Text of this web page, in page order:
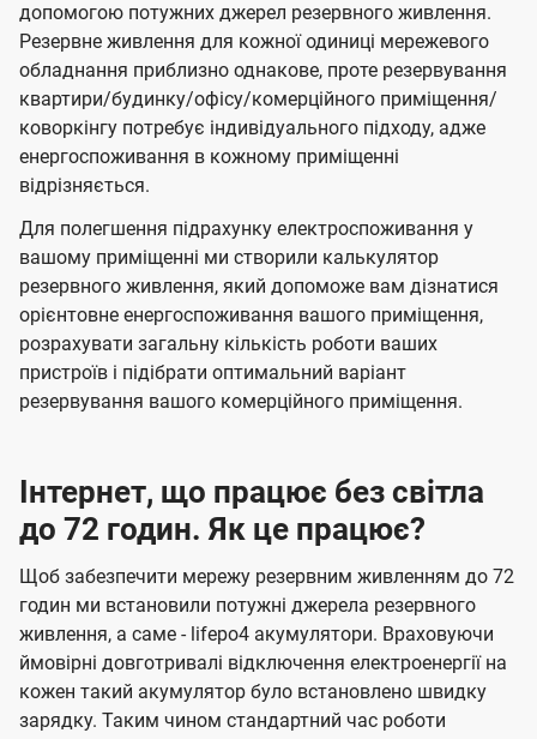
допомогою потужних джерел резервного живлення.
Резервне живлення для кожної одиниці мережевого
обладнання приблизно однакове, проте резервування
квартири/будинку/офісу/комерційного приміщення/
коворкінгу потребує індивідуального підходу, адже
енергоспоживання в кожному приміщенні
відрізняється.
Для полегшення підрахунку електроспоживання у
вашому приміщенні ми створили калькулятор
резервного живлення, який допоможе вам дізнатися
орієнтовне енергоспоживання вашого приміщення,
розрахувати загальну кількість роботи ваших
пристроїв і підібрати оптимальний варіант
резервування вашого комерційного приміщення.
Інтернет, що працює без світла
до 72 годин. Як це працює?
Щоб забезпечити мережу резервним живленням до 72
годин ми встановили потужні джерела резервного
живлення, а саме - lifepo4 акумулятори. Враховуючи
ймовірні довготривалі відключення електроенергії на
кожен такий акумулятор було встановлено швидку
зарядку. Таким чином стандартний час роботи